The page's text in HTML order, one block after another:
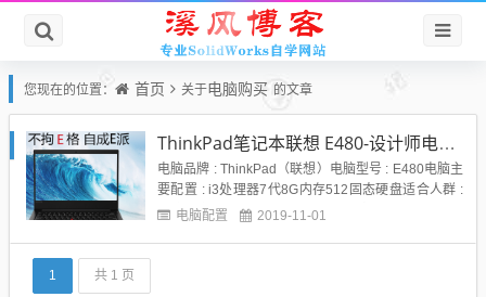
您现在的位置： 首页 关于电脑购买 的文章
ThinkPad笔记本联想 E480-设计师电脑推荐
电脑品牌 : ThinkPad（联想）电脑型号 : E480电脑主
要配置 : i3处理器7代8G内存512固态硬盘适合人群 :
经济款学习软件用小型设计用京东购买推荐理由：对
电脑配置 2019-11-01
1 共 1 页